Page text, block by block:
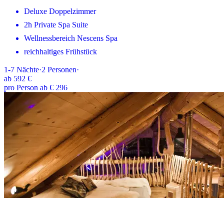
Deluxe Doppelzimmer
2h Private Spa Suite
Wellnessbereich Nescens Spa
reichhaltiges Frühstück
1-7 Nächte·2 Personen·
ab 592 €
pro Person ab € 296